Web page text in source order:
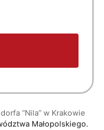
“Nila” w Krakowie
Małopolskiego.